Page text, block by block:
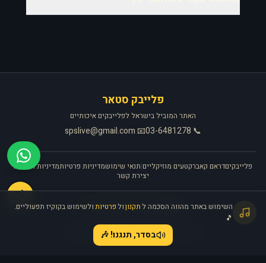
פלייבק סטאר
האתר המוביל בישראל לפלייבקים איכותיים
📞 03-6481278
📧 spslive@gmail.com
פלייבקיםדראם קאברקטעים מוזיקליים|תנאי שימושמדיניות פרטיותמדיניות החזרות
יצירת קשר
🎧האתר פועל ברישיון אקו״ם
2026פלייבק סטאר. כל הזכויות שמורות.
השימוש באתר מהווה הסכמה ל תקנוןול פרטיותולשימוש בקוקיז תפעוליים.
🎵
בסדר, תנגנו! 🎶